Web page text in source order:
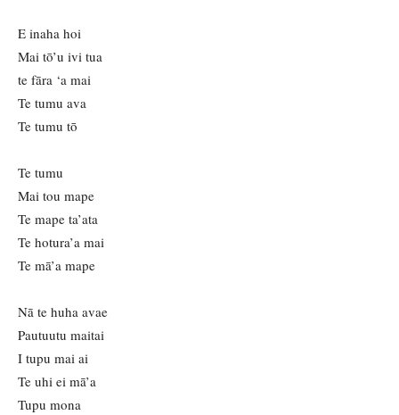
E inaha hoi
Mai tō’u ivi tua
te fāra ‘a mai
Te tumu ava
Te tumu tō
Te tumu
Mai tou mape
Te mape ta’ata
Te hotura’a mai
Te mā’a mape
Nā te huha avae
Pautuutu maitai
I tupu mai ai
Te uhi ei mā’a
Tupu mona